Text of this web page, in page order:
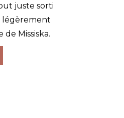
juste sorti
légèrement
de Missiska.